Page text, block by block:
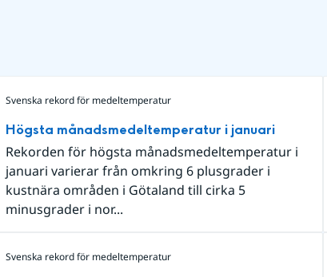
Svenska rekord för medeltemperatur
Högsta månadsmedeltemperatur i januari
Rekorden för högsta månadsmedeltemperatur i
januari varierar från omkring 6 plusgrader i
kustnära områden i Götaland till cirka 5
minusgrader i nor...
Svenska rekord för medeltemperatur